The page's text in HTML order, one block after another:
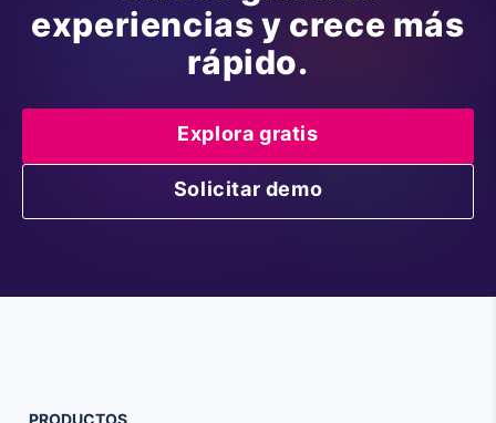
experiencias y crece más
rápido.
Explora gratis
Solicitar demo
PRODUCTOS